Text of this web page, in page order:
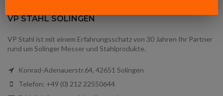
VP STAHL SOLINGEN
VP Stahl ist mit einem Erfahrungsschatz von 30 Jahren Ihr Partner
rund um Solinger Messer und Stahlprodukte.
Konrad-Adenauerstr.64, 42651 Solingen
Telefon: +49 (0) 212 22550644